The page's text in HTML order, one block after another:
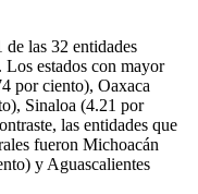
las 32 entidades
Los estados con mayor
por ciento), Oaxaca
Sinaloa (4.21 por
las entidades que
fueron Michoacán
y Aguascalientes